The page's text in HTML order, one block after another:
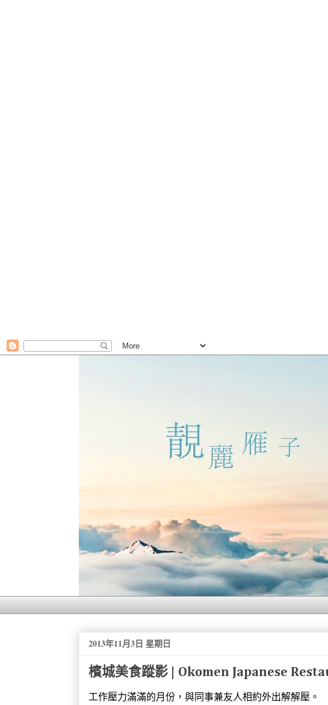
2013年11月3日 星期日
檳城美食蹤影 | Okomen Japanese
工作壓力滿滿的月份，與同事兼友人相約外出解解壓。